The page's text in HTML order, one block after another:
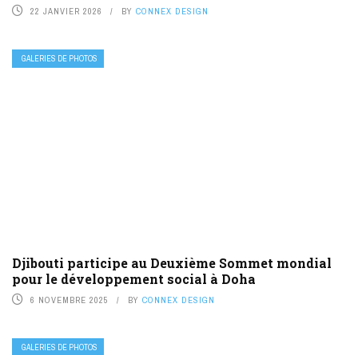
22 JANVIER 2026 BY CONNEX DESIGN
GALERIES DE PHOTOS
Djibouti participe au Deuxième Sommet mondial
pour le développement social à Doha
6 NOVEMBRE 2025 BY CONNEX DESIGN
GALERIES DE PHOTOS